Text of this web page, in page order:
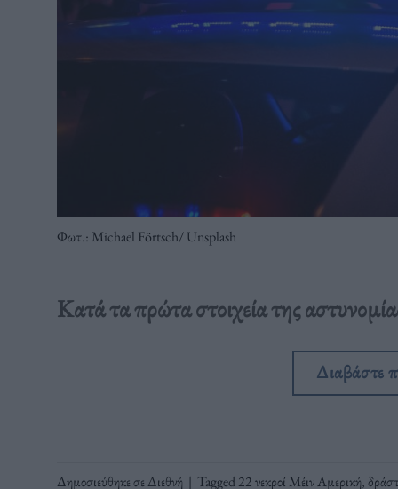
Φωτ.: Michael Förtsch/ Unsplash
Κατά τα πρώτα στοιχεία της
Διαβάστε
Δημοσιεύθηκε σεΔιεθνή | Tagged22 νεκροί Μέιν Αμερική,